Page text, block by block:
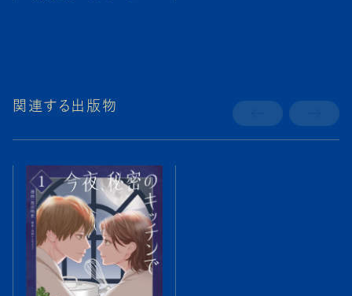
関連する出版物